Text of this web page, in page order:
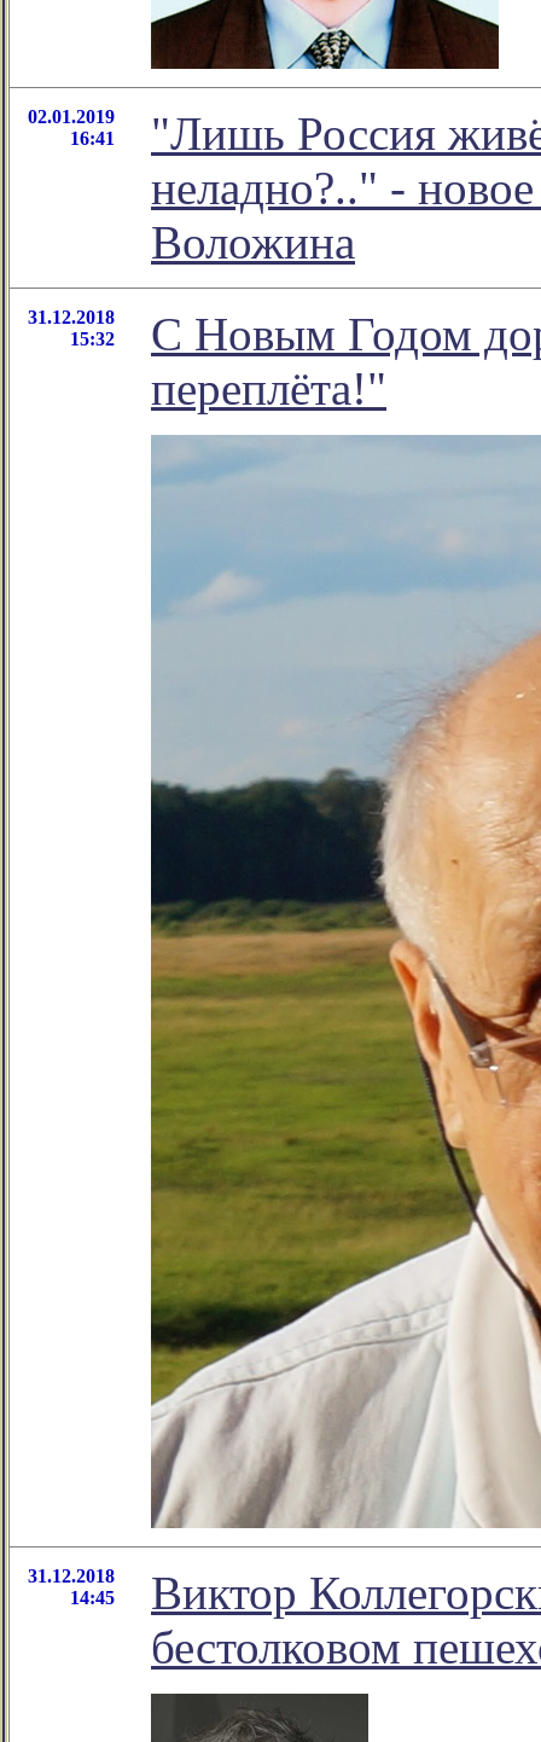
02.01.2019
16:41
"Лишь Россия
неладно?.." -
Воложина
31.12.2018
15:32
C Новым Годом
переплёта!"
31.12.2018
14:45
Виктор
бестолковом